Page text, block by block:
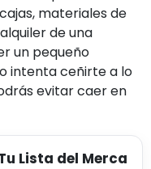
materiales de
de una
un pequeño
intenta ceñirte a lo
evitar caer en
Lista del Merca